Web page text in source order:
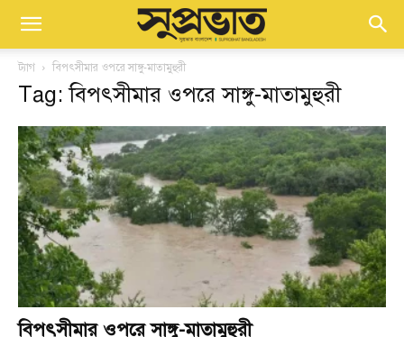
ট্যাগ বিপৎসীমার ওপরে সাঙ্গু-মাতামুহুরী
Tag: বিপৎসীমার ওপরে সাঙ্গু-মাতামুহুরী
বিপৎসীমার ওপরে সাঙ্গু-মাতামুহুরী